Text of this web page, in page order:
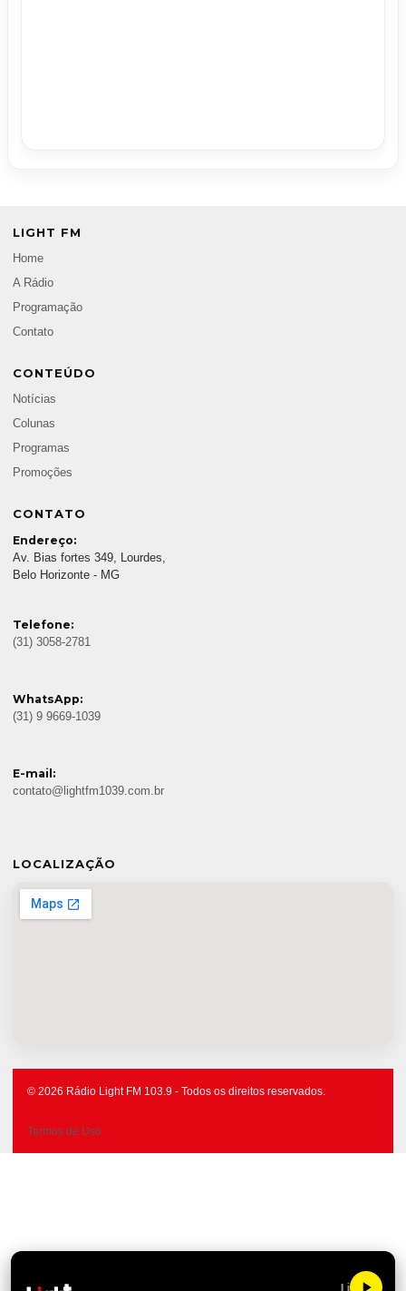
LIGHT FM
Home
A Rádio
Programação
Contato
CONTEÚDO
Notícias
Colunas
Programas
Promoções
CONTATO
Endereço:
Av. Bias fortes 349, Lourdes,
Belo Horizonte - MG
Telefone:
(31) 3058-2781
WhatsApp:
(31) 9 9669-1039
E-mail:
contato@lightfm1039.com.br
LOCALIZAÇÃO
© 2026 Rádio Light FM 103.9 - Todos os direitos reservados.
Termos de Uso
Light FM